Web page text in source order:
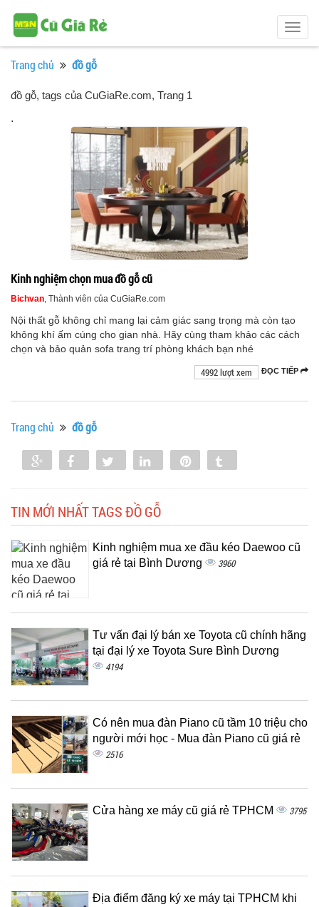
Trang chủ đồ gỗ
đồ gỗ, tags của CuGiaRe.com, Trang 1
.
Kinh nghiệm chọn mua đồ gỗ cũ
Bichvan, Thành viên của CuGiaRe.com
Nội thất gỗ không chỉ mang lại cảm giác sang trọng mà còn tạo
không khí ấm cúng cho gian nhà. Hãy cùng tham khảo các cách
chọn và bảo quản sofa trang trí phòng khách bạn nhé
ĐỌC TIẾP
4992 lượt xem
Trang chủ đồ gỗ
Share Share Tweet Share
TIN MỚI NHẤT TAGS ĐỒ GỖ
Kinh nghiệm mua xe đầu kéo Daewoo cũ
giá rẻ tại Bình Dương
3960
Tư vấn đại lý bán xe Toyota cũ chính hãng
tại đại lý xe Toyota Sure Bình Dương
4194
Có nên mua đàn Piano cũ tầm 10 triệu cho
người mới học - Mua đàn Piano cũ giá rẻ
2516
Cửa hàng xe máy cũ giá rẻ TPHCM 3795
Địa điểm đăng ký xe máy tại TPHCM khi